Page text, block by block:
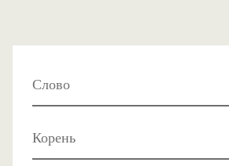
Слово
Корень